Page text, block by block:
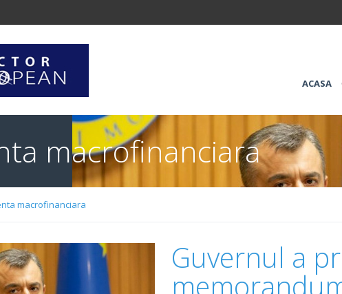
ACASA
macrofinanciara
macrofinanciara
Guvernul a